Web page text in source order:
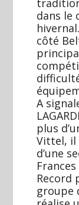
dans le
côté
A
plus
Vittel, il
d’une
Record
groupe